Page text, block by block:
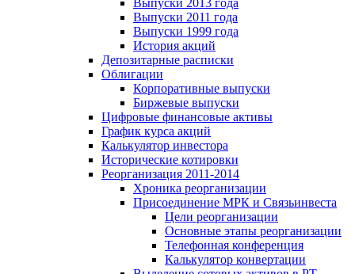
Выпуски 2011 года
Выпуски 1999 года
История акций
Депозитарные расписки
Облигации
Корпоративные выпуски
Биржевые выпуски
Цифровые финансовые активы
График курса акций
Калькулятор инвестора
Исторические котировки
Реорганизация 2011-2014
Хроника реорганизации
Присоединение МРК и Связьинвеста
Цели реорганизации
Основные этапы реорганизации
Телефонная конференция
Калькулятор конвертации